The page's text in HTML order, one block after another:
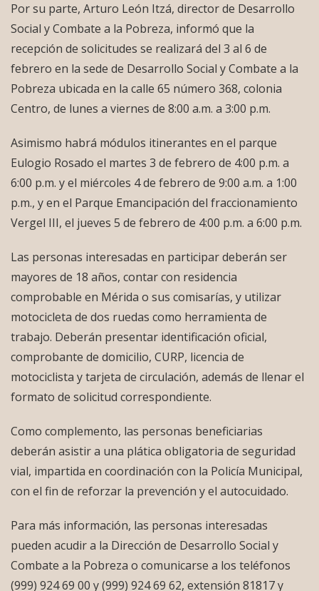
Por su parte, Arturo León Itzá, director de Desarrollo
Social y Combate a la Pobreza, informó que la
recepción de solicitudes se realizará del 3 al 6 de
febrero en la sede de Desarrollo Social y Combate a la
Pobreza ubicada en la calle 65 número 368, colonia
Centro, de lunes a viernes de 8:00 a.m. a 3:00 p.m.
Asimismo habrá módulos itinerantes en el parque
Eulogio Rosado el martes 3 de febrero de 4:00 p.m. a
6:00 p.m. y el miércoles 4 de febrero de 9:00 a.m. a 1:00
p.m., y en el Parque Emancipación del fraccionamiento
Vergel III, el jueves 5 de febrero de 4:00 p.m. a 6:00 p.m.
Las personas interesadas en participar deberán ser
mayores de 18 años, contar con residencia
comprobable en Mérida o sus comisarías, y utilizar
motocicleta de dos ruedas como herramienta de
trabajo. Deberán presentar identificación oficial,
comprobante de domicilio, CURP, licencia de
motociclista y tarjeta de circulación, además de llenar el
formato de solicitud correspondiente.
Como complemento, las personas beneficiarias
deberán asistir a una plática obligatoria de seguridad
vial, impartida en coordinación con la Policía Municipal,
con el fin de reforzar la prevención y el autocuidado.
Para más información, las personas interesadas
pueden acudir a la Dirección de Desarrollo Social y
Combate a la Pobreza o comunicarse a los teléfonos
(999) 924 69 00 y (999) 924 69 62, extensión 81817 y